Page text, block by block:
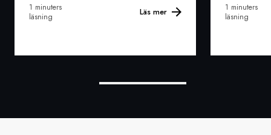
1 minuters
läsning
Läs mer
1 minuters
läsning